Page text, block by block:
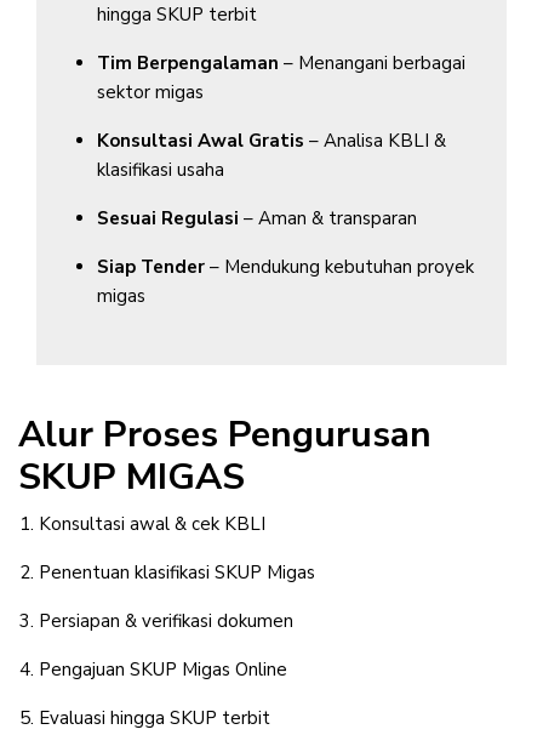
hingga SKUP terbit
Tim Berpengalaman – Menangani berbagai
sektor migas
Konsultasi Awal Gratis – Analisa KBLI &
klasifikasi usaha
Sesuai Regulasi – Aman & transparan
Siap Tender – Mendukung kebutuhan proyek
migas
Alur Proses Pengurusan
SKUP MIGAS
Konsultasi awal & cek KBLI
Penentuan klasifikasi SKUP Migas
Persiapan & verifikasi dokumen
Pengajuan SKUP Migas Online
Evaluasi hingga SKUP terbit